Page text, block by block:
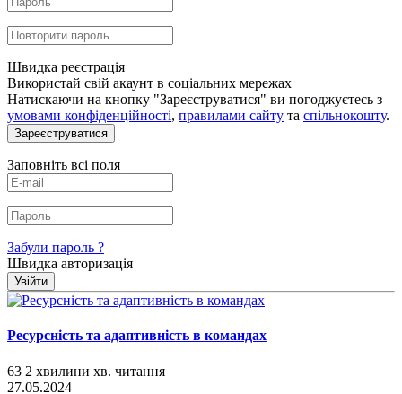
Швидка реєстрація
Використай свій акаунт в соціальних мережах
Натискаючи на кнопку "Зареєструватися" ви погоджуєтесь з
умовами конфіденційності, правилами сайту та спільнокошту.
Зареєструватися
Заповніть всі поля
Забули пароль ?
Швидка авторизація
Увійти
Ресурсність та адаптивність в командах
63 2 хвилини хв. читання
27.05.2024